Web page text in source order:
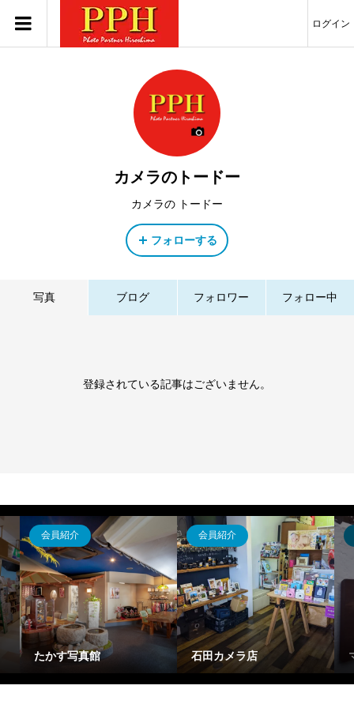
ログイン
カメラのトードー
カメラの トードー
フォローする
写真 ブログ フォロワー フォロー中
登録されている記事はございません。
会員紹介
たかす写真館
会員紹介
石田カメラ店